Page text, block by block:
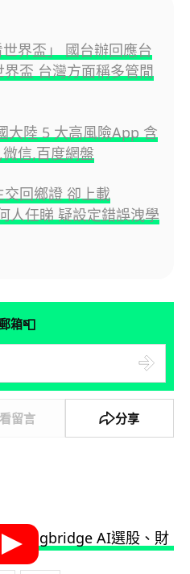
界盃」 國台辦回應台
盃 台灣方面稱多管閒
大陸 5 大高風險App 含
信,百度網盤
回鄉證 卻上載
人任睇 疑設定錯誤洩學
箱📮
看留言 分享